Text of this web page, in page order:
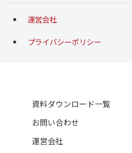
運営会社
プライバシーポリシー
資料ダウンロード一覧
お問い合わせ
運営会社